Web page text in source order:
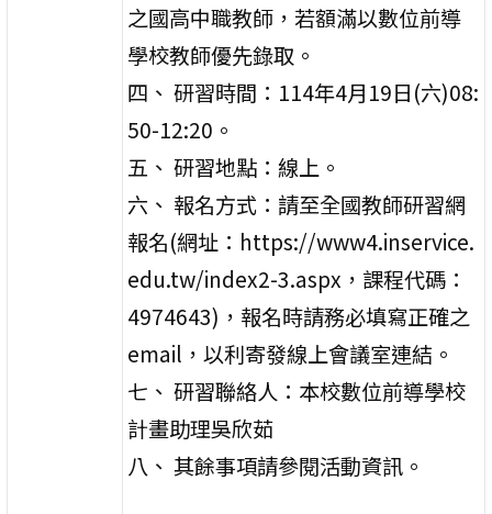
之國高中職教師，若額滿以數位前導
學校教師優先錄取。
四、 研習時間：114年4月19日(六)08:
50-12:20。
五、 研習地點：線上。
六、 報名方式：請至全國教師研習網
報名(網址：https://www4.inservice.
edu.tw/index2-3.aspx，課程代碼：
4974643)，報名時請務必填寫正確之
email，以利寄發線上會議室連結。
七、 研習聯絡人：本校數位前導學校
計畫助理吳欣茹
八、 其餘事項請參閱活動資訊。